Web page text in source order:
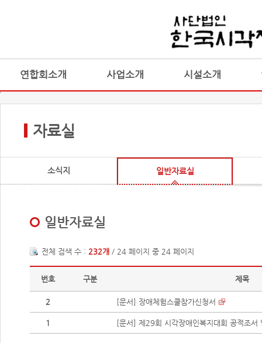
연합회소개 사업소개 시설소개
자료실
소식지 일반자료실
일반자료실
전체 검색 수 : 232개 / 24 페이지 중 24 페이지
번호 구분 제목
2 [문서] 장애체험스쿨참가신청서
1 [문서] 제29회 시각장애인복지대회 공적조서